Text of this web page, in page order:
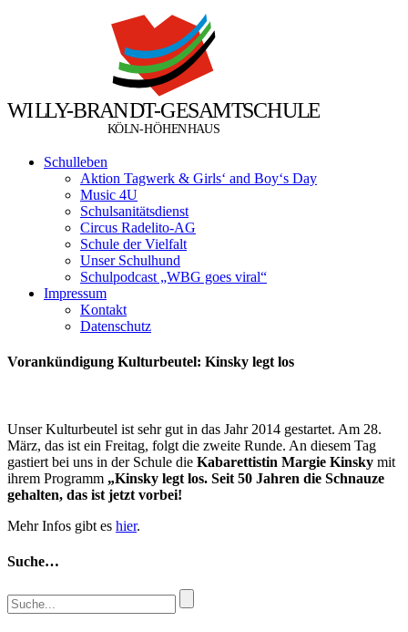
WILLY-BRANDT-GESAMTSCHULE
KÖLN-HÖHENHAUS
Schulleben
Aktion Tagwerk & Girls‘ and Boy‘s Day
Music 4U
Schulsanitätsdienst
Circus Radelito-AG
Schule der Vielfalt
Unser Schulhund
Schulpodcast „WBG goes viral“
Impressum
Kontakt
Datenschutz
Vorankündigung Kulturbeutel: Kinsky legt los
Unser Kulturbeutel ist sehr gut in das Jahr 2014 gestartet. Am 28.
März, das ist ein Freitag, folgt die zweite Runde. An diesem Tag
gastiert bei uns in der Schule die Kabarettistin Margie Kinsky mit
ihrem Programm „Kinsky legt los. Seit 50 Jahren die Schnauze
gehalten, das ist jetzt vorbei!
Mehr Infos gibt es hier.
Suche…